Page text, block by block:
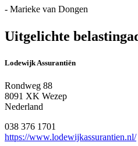
- Marieke van Dongen
Uitgelichte
Lodewijk Assurantiën
Rondweg 88
8091 XK Wezep
Nederland
038 376 1701
https://www.lodewijkassurantien.nl/